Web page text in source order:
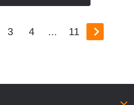
3 4 ... 11